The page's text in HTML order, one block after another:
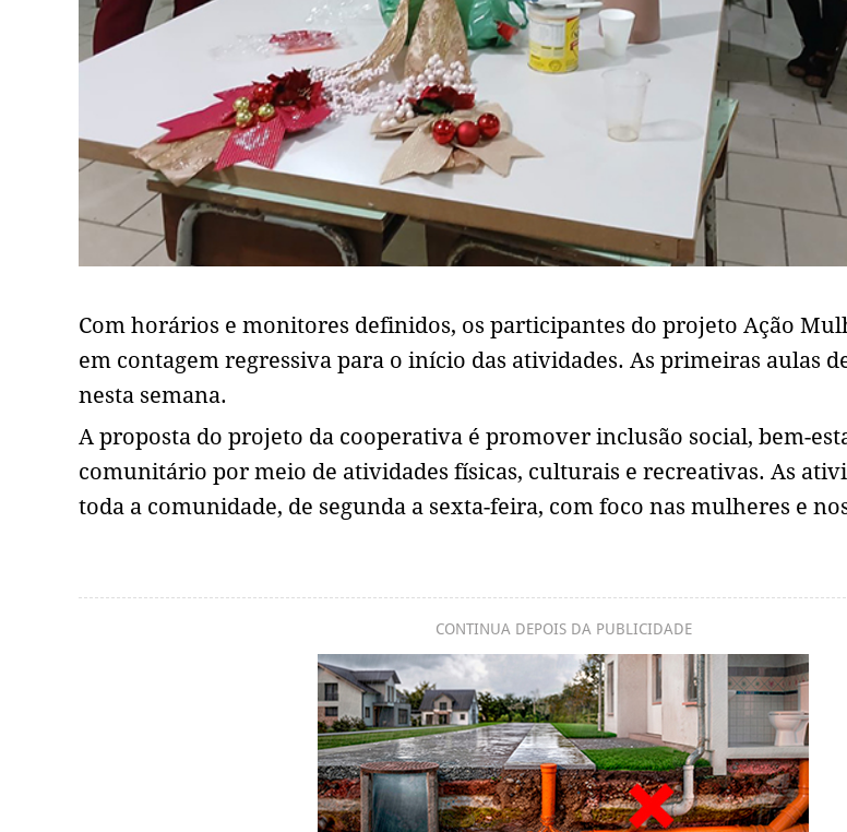
Com horários e monitores definidos, os participantes do projeto Ação
em contagem regressiva para o início das atividades. As primeiras aulas
nesta semana.
A proposta do projeto da cooperativa é promover inclusão social, bem-
comunitário por meio de atividades físicas, culturais e recreativas. As
toda a comunidade, de segunda a sexta-feira, com foco nas mulheres e
CONTINUA DEPOIS DA PUBLICIDADE